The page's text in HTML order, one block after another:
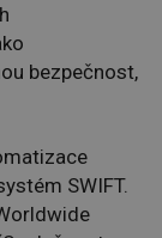
bezpečnost,
SWIFT.